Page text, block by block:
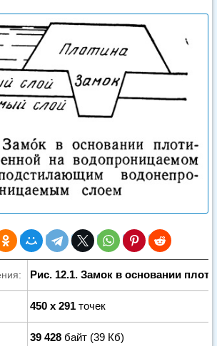
Рис. 12.1. Замок в основании
450 x 291 точек
39 428 байт (39 Кб)